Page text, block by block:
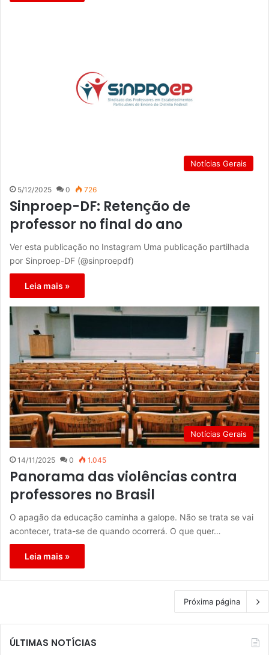
Notícias Gerais
5/12/2025 0 726
Sinproep-DF: Retenção de
professor no final do ano
Ver esta publicação no Instagram Uma publicação partilhada
por Sinproep-DF (@sinproepdf)
Leia mais »
Notícias Gerais
14/11/2025 0 1.045
Panorama das violências contra
professores no Brasil
O apagão da educação caminha a galope. Não se trata se vai
acontecer, trata-se de quando ocorrerá. O que quer…
Leia mais »
Próxima página
ÚLTIMAS NOTÍCIAS